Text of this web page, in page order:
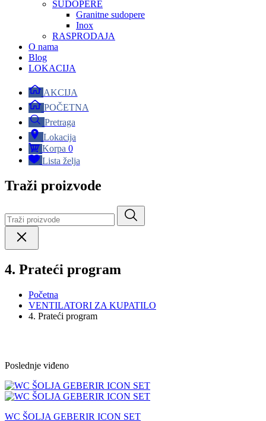
SUDOPERE
Granitne sudopere
Inox
RASPRODAJA
O nama
Blog
LOKACIJA
AKCIJA
POČETNA
Pretraga
Lokacija
Korpa 0
Lista želja
Traži proizvode
4. Prateći program
Početna
VENTILATORI ZA KUPATILO
4. Prateći program
Poslednje viđeno
WC ŠOLJA GEBERIR ICON SET